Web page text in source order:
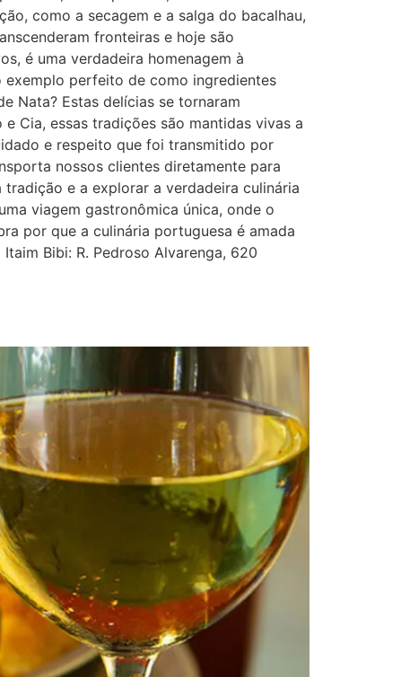
como a secagem e a salga do bacalhau,
fronteiras e hoje são
é uma verdadeira homenagem à
perfeito de como ingredientes
Nata? Estas delícias se tornaram
Cia, essas tradições são mantidas vivas a
e respeito que foi transmitido por
nossos clientes diretamente para
e a explorar a verdadeira culinária
viagem gastronômica única, onde o
por que a culinária portuguesa é amada
Bibi: R. Pedroso Alvarenga, 620